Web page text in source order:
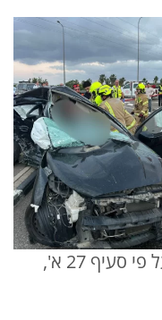
צילום: רשתות חברתיות שימוש על פי סעיף 27 א',